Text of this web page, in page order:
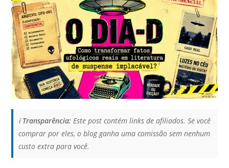
ℹ️ Transparência: Este post contém links de afiliados. Se você
comprar por eles, o blog ganha uma comissão sem nenhum
custo extra para você.